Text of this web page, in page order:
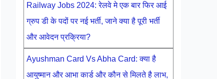
Railway Jobs 2024: रेलवे मे एक बार फिर आई
ग्रुप डी के पदों पर नई भर्ती, जाने क्या है पूरी भर्ती
और आवेदन प्रक्रिया?
Ayushman Card Vs Abha Card: क्या है
आयुष्मान और आभा कार्ड और कौन से मिलते है लाभ,